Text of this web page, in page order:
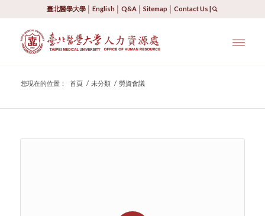
臺北醫學大學 │English │Q&A │Sitemap │Contact Us |
您現在的位置： 首頁 / 未分類 / 勞資會議